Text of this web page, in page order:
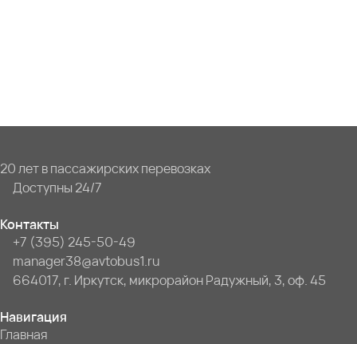
20 лет в пассажирских перевозках
Доступны 24/7
Контакты
+7 (395) 245-50-49
manager38@avtobus1.ru
664017, г. Иркутск, микрорайон Радужный, 3, оф. 45
Навигация
Главная